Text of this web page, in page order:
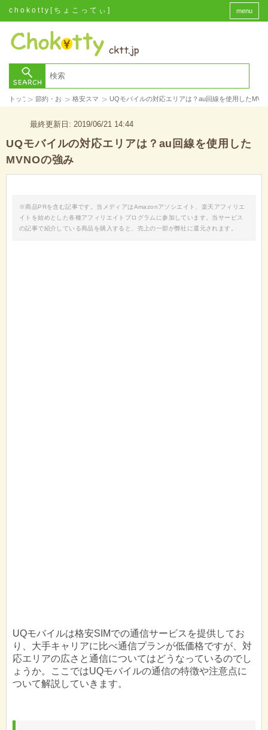
chokotty[ちょこってぃ] menu
トップ> 節約・お金> 格安スマホ> UQモバイルの対応エリアは？au回線を使用した
最終更新日: 2019/06/21 14:44
UQモバイルの対応エリアは？au回線を使用した
MVNOの強み
※商品PRを含む記事です。当メディアはAmazonアソシエイト、楽天アフィリエ
イトを始めとした各種アフィリエイトプログラムに参加しています。当サービス
の記事で紹介している商品を購入すると、売上の一部が弊社に還元されます。
UQモバイルは格安SIMでの通信サービスを提供してお
り、大手キャリアに比べ通信プランが低価格ですが、対
応エリアの広さと通信についてはどうなっているのでし
ょうか。ここではUQモバイルの通信の特徴や注意点に
ついて解説していきます。